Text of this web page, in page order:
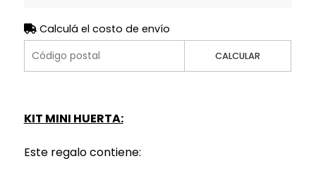
Calculá el costo de envío
CALCULAR
KIT MINI HUERTA:
Este regalo contiene: